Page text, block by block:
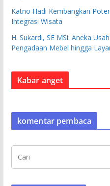
Katno Hadi Kembangkan
Integrasi Wisata
H. Sukardi, SE MSi: Aneka
Pengadaan Mebel hingga
Kabar anget
komentar pembaca